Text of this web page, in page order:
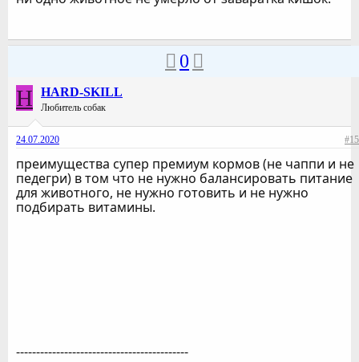
0
H HARD-SKILL
Любитель собак
24.07.2020 #15
преимущества супер премиум кормов (не чаппи и не
педегри) в том что не нужно балансировать питание
для животного, не нужно готовить и не нужно
подбирать витамины.
-------------------------------------------